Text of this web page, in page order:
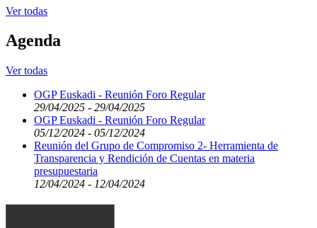
Ver todas
Agenda
Ver todas
OGP Euskadi - Reunión Foro Regular
29/04/2025 - 29/04/2025
OGP Euskadi - Reunión Foro Regular
05/12/2024 - 05/12/2024
Reunión del Grupo de Compromiso 2- Herramienta de
Transparencia y Rendición de Cuentas en materia
presupuestaria
12/04/2024 - 12/04/2024